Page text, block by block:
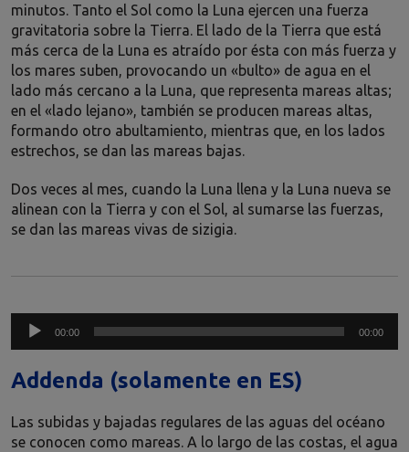
minutos. Tanto el Sol como la Luna ejercen una fuerza
gravitatoria sobre la Tierra. El lado de la Tierra que está
más cerca de la Luna es atraído por ésta con más fuerza y
los mares suben, provocando un «bulto» de agua en el
lado más cercano a la Luna, que representa mareas altas;
en el «lado lejano», también se producen mareas altas,
formando otro abultamiento, mientras que, en los lados
estrechos, se dan las mareas bajas.
Dos veces al mes, cuando la Luna llena y la Luna nueva se
alinean con la Tierra y con el Sol, al sumarse las fuerzas,
se dan las mareas vivas de sizigia.
Reproductor
00:00 00:00
Addenda (solamente en ES)
Las subidas y bajadas regulares de las aguas del océano
se conocen como mareas. A lo largo de las costas, el agua